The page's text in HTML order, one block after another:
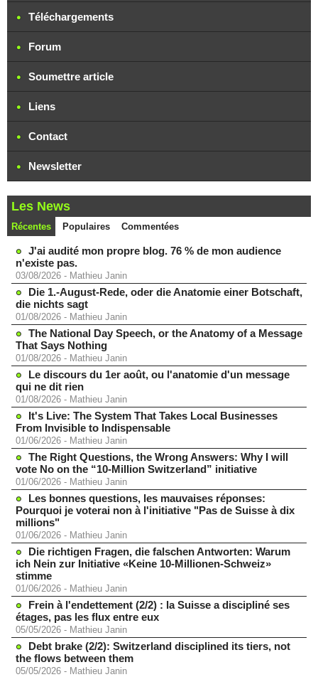
Téléchargements
Forum
Soumettre article
Liens
Contact
Newsletter
Les News
Récentes Populaires Commentées
J'ai audité mon propre blog. 76 % de mon audience
n'existe pas.
03/08/2026 - Mathieu Janin
Die 1.-August-Rede, oder die Anatomie einer Botschaft,
die nichts sagt
01/08/2026 - Mathieu Janin
The National Day Speech, or the Anatomy of a Message
That Says Nothing
01/08/2026 - Mathieu Janin
Le discours du 1er août, ou l'anatomie d'un message
qui ne dit rien
01/08/2026 - Mathieu Janin
It's Live: The System That Takes Local Businesses
From Invisible to Indispensable
01/06/2026 - Mathieu Janin
The Right Questions, the Wrong Answers: Why I will
vote No on the “10-Million Switzerland” initiative
01/06/2026 - Mathieu Janin
Les bonnes questions, les mauvaises réponses:
Pourquoi je voterai non à l'initiative "Pas de Suisse à dix
millions"
01/06/2026 - Mathieu Janin
Die richtigen Fragen, die falschen Antworten: Warum
ich Nein zur Initiative «Keine 10-Millionen-Schweiz»
stimme
01/06/2026 - Mathieu Janin
Frein à l'endettement (2/2) : la Suisse a discipliné ses
étages, pas les flux entre eux
05/05/2026 - Mathieu Janin
Debt brake (2/2): Switzerland disciplined its tiers, not
the flows between them
05/05/2026 - Mathieu Janin